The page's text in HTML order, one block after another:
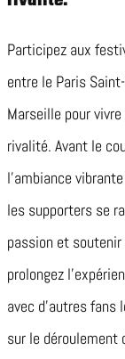
Participez aux
entre le Paris
Marseille pour
rivalité. Avant le
l’ambiance
les supporters se
passion et soutenir
prolongez
avec d’autres
sur le